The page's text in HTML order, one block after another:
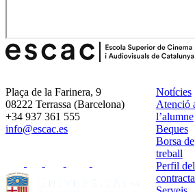
Plaça de la Farinera, 9
08222 Terrassa (Barcelona)
+34 937 361 555
info@escac.es
Notícies
Atenció
l’alumne
Beques
Borsa de
treball
Perfil del